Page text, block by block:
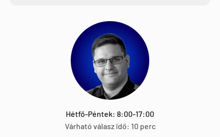
Hétfő-Péntek: 8:00-17:00
Várható válasz idő: 10 perc